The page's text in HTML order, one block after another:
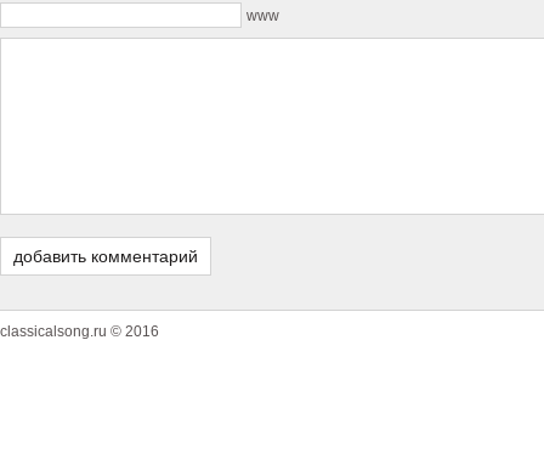
www
classicalsong.ru © 2016